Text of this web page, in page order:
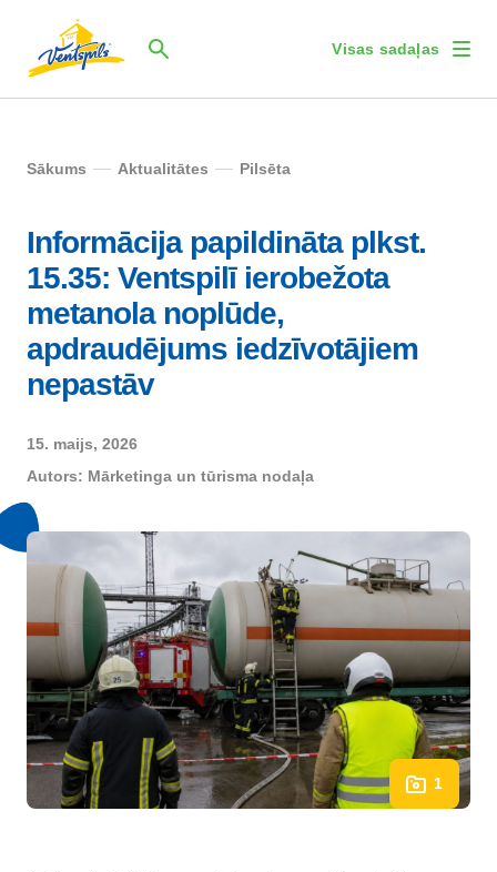
Visas sadaļas
Sākums Aktualitātes Pilsēta
Informācija papildināta plkst.
15.35: Ventspilī ierobežota
metanola noplūde,
apdraudējums iedzīvotājiem
nepastāv
15. maijs, 2026
Autors: Mārketinga un tūrisma nodaļa
1